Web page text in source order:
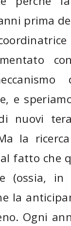
prima
e
nuovi
la
fatto che
(ossia,
la
Ogni